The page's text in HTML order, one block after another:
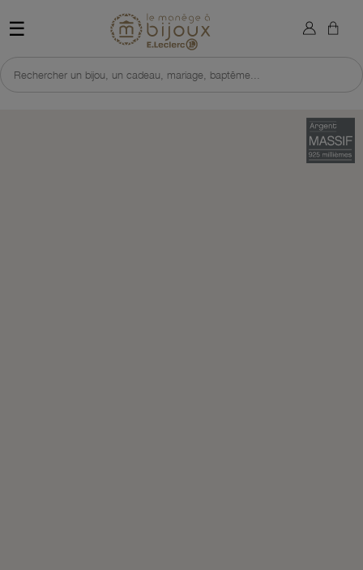
☰ Retour à l'accueil du site
Rechercher un bijou, un cadeau, mariage, baptême...
×